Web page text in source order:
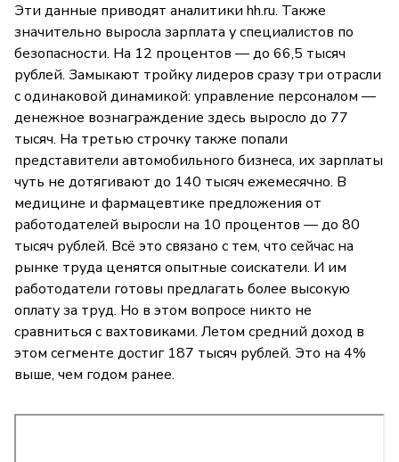
Эти данные приводят аналитики hh.ru. Также
значительно выросла зарплата у специалистов по
безопасности. На 12 процентов — до 66,5 тысяч
рублей. Замыкают тройку лидеров сразу три отрасли
с одинаковой динамикой: управление персоналом —
денежное вознаграждение здесь выросло до 77
тысяч. На третью строчку также попали
представители автомобильного бизнеса, их зарплаты
чуть не дотягивают до 140 тысяч ежемесячно. В
медицине и фармацевтике предложения от
работодателей выросли на 10 процентов — до 80
тысяч рублей. Всё это связано с тем, что сейчас на
рынке труда ценятся опытные соискатели. И им
работодатели готовы предлагать более высокую
оплату за труд. Но в этом вопросе никто не
сравниться с вахтовиками. Летом средний доход в
этом сегменте достиг 187 тысяч рублей. Это на 4%
выше, чем годом ранее.